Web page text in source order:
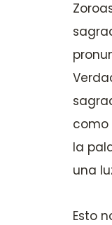
como
la
una
Esto